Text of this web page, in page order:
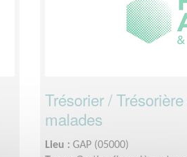
Trésorier /
malades
Lieu : GAP (05000)